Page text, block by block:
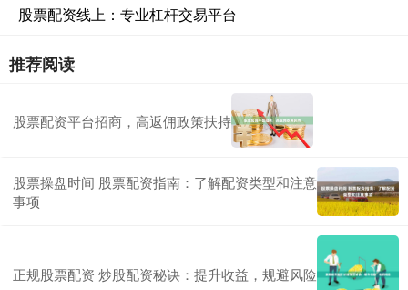
股票配资线上：专业杠杆交易平台
推荐阅读
股票配资平台招商，高返佣政策扶持
股票操盘时间 股票配资指南：了解配资类型和注意
事项
正规股票配资 炒股配资秘诀：提升收益，规避风险